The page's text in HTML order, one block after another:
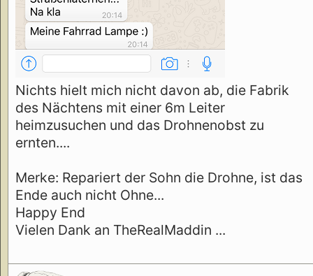
Nichts hielt mich nicht davon ab, die Fabrik
des Nächtens mit einer 6m Leiter
heimzusuchen und das Drohnenobst zu
ernten....
Merke: Repariert der Sohn die Drohne, ist das
Ende auch nicht Ohne...
Happy End
Vielen Dank an TheRealMaddin ...